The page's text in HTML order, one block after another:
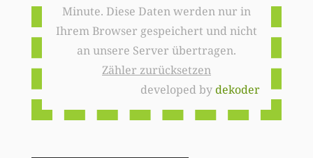
Minute. Diese Daten werden nur in
Ihrem Browser gespeichert und nicht
an unsere Server übertragen.
Zähler zurücksetzen
developed bydekoder